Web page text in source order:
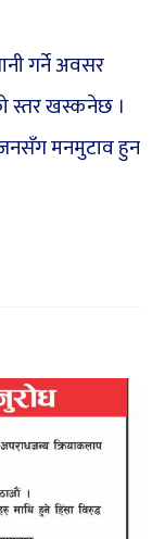
गर्ने अवसर
स्तर खस्कनेछ ।
मनमुटाव हुन